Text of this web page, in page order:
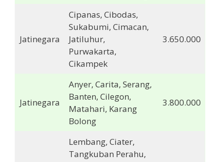
Jatinegara
Cipanas, Cibodas,
Sukabumi, Cimacan,
Jatiluhur,
Purwakarta,
Cikampek
3.650.000
Jatinegara
Anyer, Carita, Serang,
Banten, Cilegon,
Matahari, Karang
Bolong
3.800.000
Lembang, Ciater,
Tangkuban Perahu,